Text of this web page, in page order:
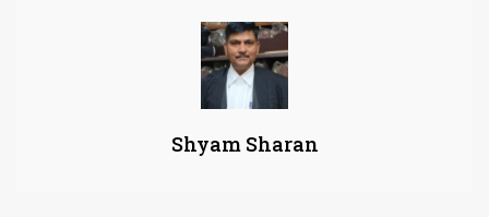
इंक्रीमेंट
रोकने
व
प्रतिकूल
प्रविष्टि
Shyam Sharan